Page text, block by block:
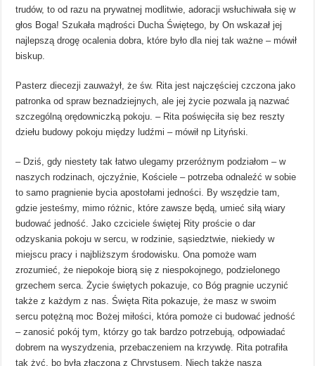
trudów, to od razu na prywatnej modlitwie, adoracji wsłuchiwała się w
głos Boga! Szukała mądrości Ducha Świętego, by On wskazał jej
najlepszą drogę ocalenia dobra, które było dla niej tak ważne – mówił
biskup.
Pasterz diecezji zauważył, że św. Rita jest najczęściej czczona jako
patronka od spraw beznadziejnych, ale jej życie pozwala ją nazwać
szczególną orędowniczką pokoju. – Rita poświęciła się bez reszty
dziełu budowy pokoju między ludźmi – mówił np Lityński.
– Dziś, gdy niestety tak łatwo ulegamy przeróżnym podziałom – w
naszych rodzinach, ojczyźnie, Kościele – potrzeba odnaleźć w sobie
to samo pragnienie bycia apostołami jedności. By wszędzie tam,
gdzie jesteśmy, mimo różnic, które zawsze będą, umieć siłą wiary
budować jedność. Jako czciciele świętej Rity proście o dar
odzyskania pokoju w sercu, w rodzinie, sąsiedztwie, niekiedy w
miejscu pracy i najbliższym środowisku. Ona pomoże wam
zrozumieć, że niepokoje biorą się z niespokojnego, podzielonego
grzechem serca. Życie świętych pokazuje, co Bóg pragnie uczynić
także z każdym z nas. Święta Rita pokazuje, że masz w swoim
sercu potężną moc Bożej miłości, która pomoże ci budować jedność
– zanosić pokój tym, którzy go tak bardzo potrzebują, odpowiadać
dobrem na wyszydzenia, przebaczeniem na krzywdę. Rita potrafiła
tak żyć, bo była złączona z Chrystusem. Niech także nasza